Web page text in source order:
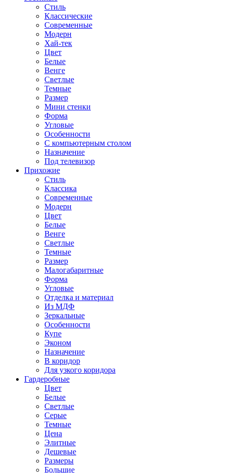
Стиль
Классические
Современные
Модерн
Хай-тек
Цвет
Белые
Венге
Светлые
Темные
Размер
Мини стенки
Форма
Угловые
Особенности
С компьютерным столом
Назначение
Под телевизор
Прихожие
Стиль
Классика
Современные
Модерн
Цвет
Белые
Венге
Светлые
Темные
Размер
Малогабаритные
Форма
Угловые
Отделка и материал
Из МДФ
Зеркальные
Особенности
Купе
Эконом
Назначение
В коридор
Для узкого коридора
Гардеробные
Цвет
Белые
Светлые
Серые
Темные
Цена
Элитные
Дешевые
Размеры
Большие